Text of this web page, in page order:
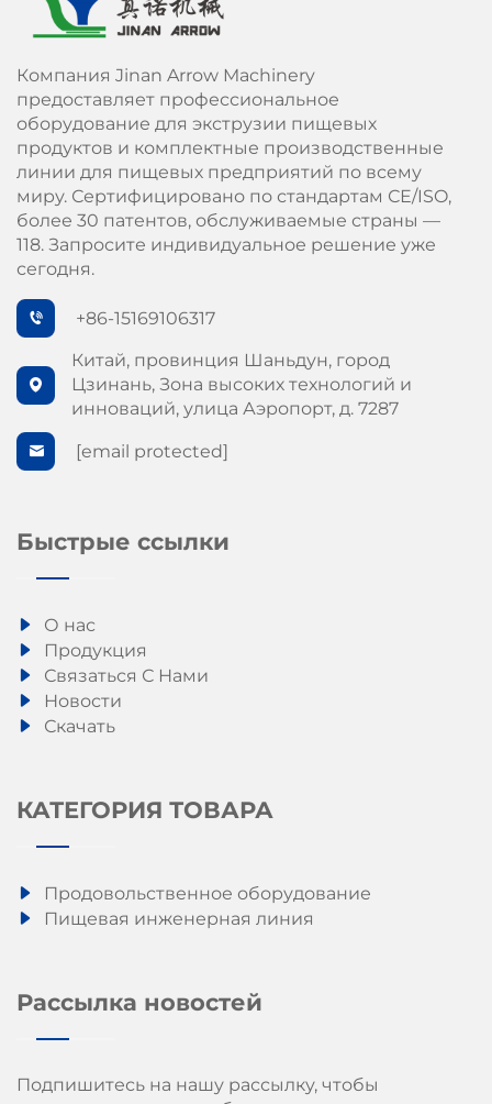
Компания Jinan Arrow Machinery
предоставляет профессиональное
оборудование для экструзии пищевых
продуктов и комплектные производственные
линии для пищевых предприятий по всему
миру. Сертифицировано по стандартам СЕ/ISO,
более 30 патентов, обслуживаемые страны —
118. Запросите индивидуальное решение уже
сегодня.
+86-15169106317
Китай, провинция Шаньдун, город
Цзинань, Зона высоких технологий и
инноваций, улица Аэропорт, д. 7287
[email protected]
Быстрые ссылки
О нас
Продукция
Связаться С Нами
Новости
Скачать
КАТЕГОРИЯ ТОВАРА
Продовольственное оборудование
Пищевая инженерная линия
Рассылка новостей
Подпишитесь на нашу рассылку, чтобы